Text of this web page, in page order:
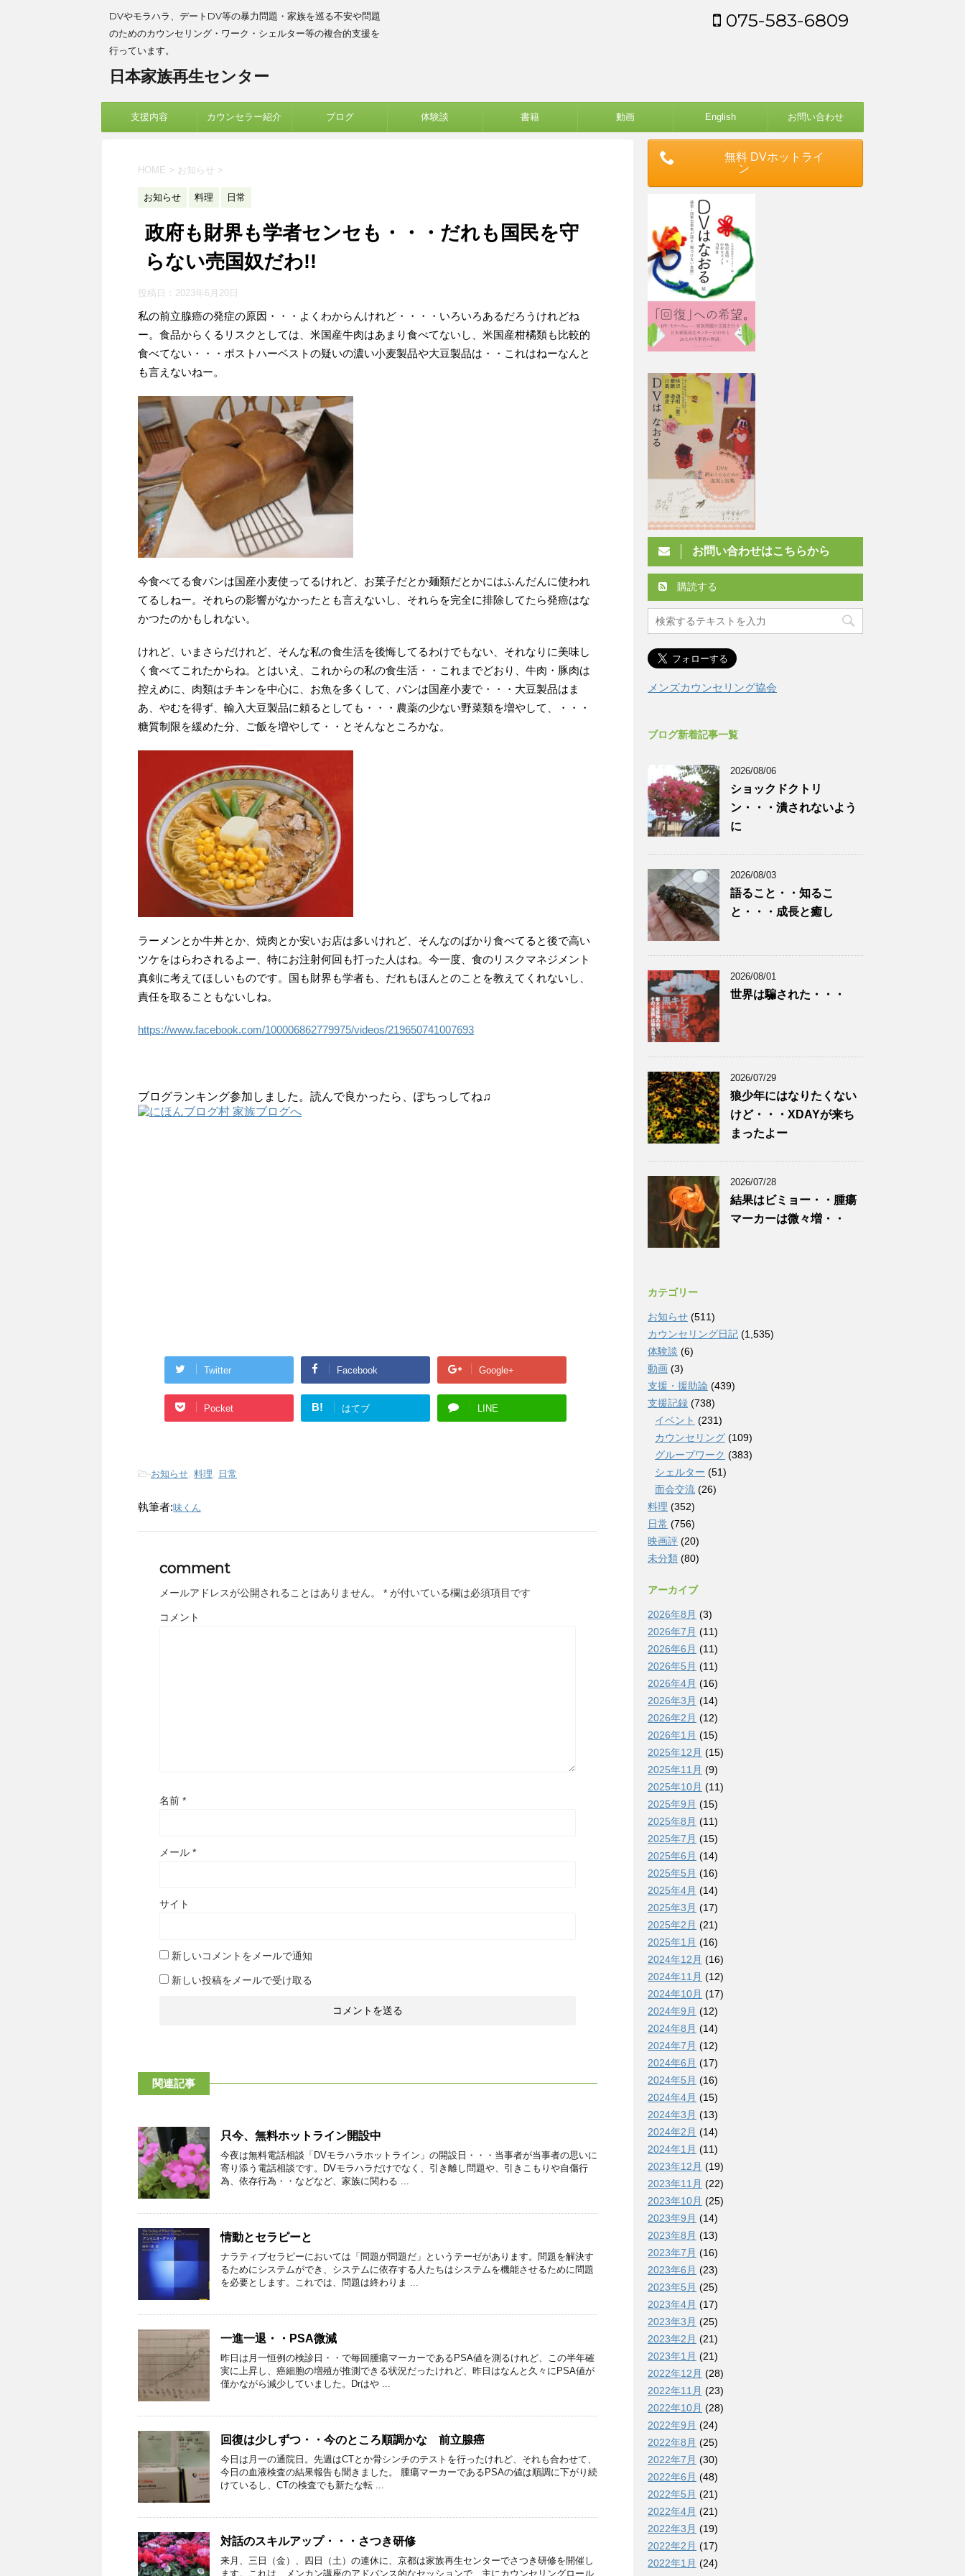
DVやモラハラ、デートDV等の暴力問題・家族を巡る不安や問題
のためのカウンセリング・ワーク・シェルター等の複合的支援を
行っています。
日本家族再生センター
075-583-6809
支援内容 カウンセラー紹介 ブログ 体験談 書籍 動画 English お問い合わせ
HOME > お知らせ >
お知らせ 料理 日常
政府も財界も学者センセも・・・だれも国民を守
らない売国奴だわ!!
投稿日： 2023年6月20日
私の前立腺癌の発症の原因・・・よくわからんけれど・・・・いろいろあるだろうけれどね
ー。食品からくるリスクとしては、米国産牛肉はあまり食べてないし、米国産柑橘類も比較的
食べてない・・・ポストハーベストの疑いの濃い小麦製品や大豆製品は・・これはねーなんと
も言えないねー。
今食べてる食パンは国産小麦使ってるけれど、お菓子だとか麺類だとかにはふんだんに使われ
てるしねー。それらの影響がなかったとも言えないし、それらを完全に排除してたら発癌はな
かつたのかもしれない。
けれど、いまさらだけれど、そんな私の食生活を後悔してるわけでもない、それなりに美味し
く食べてこれたからね。とはいえ、これからの私の食生活・・これまでどおり、牛肉・豚肉は
控えめに、肉類はチキンを中心に、お魚を多くして、パンは国産小麦で・・・大豆製品はま
あ、やむを得ず、輸入大豆製品に頼るとしても・・・農薬の少ない野菜類を増やして、・・・
糖質制限を緩めた分、ご飯を増やして・・とそんなところかな。
ラーメンとか牛丼とか、焼肉とか安いお店は多いけれど、そんなのばかり食べてると後で高い
ツケをはらわされるよー、特にお注射何回も打った人はね。今一度、食のリスクマネジメント
真剣に考えてほしいものです。国も財界も学者も、だれもほんとのことを教えてくれないし、
責任を取ることもないしね。
https://www.facebook.com/100006862779975/videos/219650741007693
ブログランキング参加しました。読んで良かったら、ぽちっしてね♫
Twitter Facebook Google+
Pocket B! はてブ LINE
-お知らせ, 料理, 日常
執筆者:味くん
comment
メールアドレスが公開されることはありません。 * が付いている欄は必須項目です
コメント
名前 *
メール *
サイト
新しいコメントをメールで通知
新しい投稿をメールで受け取る
関連記事
只今、無料ホットライン開設中
今夜は無料電話相談「DVモラハラホットライン」の開設日・・・当事者が当事者の思いに
寄り添う電話相談です。DVモラハラだけでなく、引き離し問題や、引きこもりや自傷行
為、依存行為・・などなど、家族に関わる ...
情動とセラピーと
ナラティブセラピーにおいては「問題が問題だ」というテーゼがあります。問題を解決す
るためにシステムができ、システムに依存する人たちはシステムを機能させるために問題
を必要とします。これでは、問題は終わりま ...
一進一退・・PSA微減
昨日は月一恒例の検診日・・で毎回腫瘍マーカーであるPSA値を測るけれど、この半年確
実に上昇し、癌細胞の増殖が推測できる状況だったけれど、昨日はなんと久々にPSA値が
僅かながら減少していました。Drはや ...
回復は少しずつ・・今のところ順調かな 前立腺癌
今日は月一の通院日。先週はCTとか骨シンチのテストを行ったけれど、それも合わせて、
今日の血液検査の結果報告も聞きました。 腫瘍マーカーであるPSAの値は順調に下がり続
けているし、CTの検査でも新たな転 ...
対話のスキルアップ・・・さつき研修
来月、三日（金）、四日（土）の連休に、京都は家族再生センターでさつき研修を開催し
ます。これは、メンカン講座のアドバンス的なセッションで、主にカウンセリングロール
無料 DVホットライ
ン
お問い合わせはこちらから
購読する
メンズカウンセリング協会
ブログ新着記事一覧
2026/08/06
ショックドクトリ
ン・・・潰されないよう
に
2026/08/03
語ること・・知るこ
と・・・成長と癒し
2026/08/01
世界は騙された・・・
2026/07/29
狼少年にはなりたくない
けど・・・XDAYが来ち
まったよー
2026/07/28
結果はビミョー・・腫瘍
マーカーは微々増・・
カテゴリー
お知らせ (511)
カウンセリング日記 (1,535)
体験談 (6)
動画 (3)
支援・援助論 (439)
支援記録 (738)
イベント (231)
カウンセリング (109)
グループワーク (383)
シェルター (51)
面会交流 (26)
料理 (352)
日常 (756)
映画評 (20)
未分類 (80)
アーカイブ
2026年8月 (3)
2026年7月 (11)
2026年6月 (11)
2026年5月 (11)
2026年4月 (16)
2026年3月 (14)
2026年2月 (12)
2026年1月 (15)
2025年12月 (15)
2025年11月 (9)
2025年10月 (11)
2025年9月 (15)
2025年8月 (11)
2025年7月 (15)
2025年6月 (14)
2025年5月 (16)
2025年4月 (14)
2025年3月 (17)
2025年2月 (21)
2025年1月 (16)
2024年12月 (16)
2024年11月 (12)
2024年10月 (17)
2024年9月 (12)
2024年8月 (14)
2024年7月 (12)
2024年6月 (17)
2024年5月 (16)
2024年4月 (15)
2024年3月 (13)
2024年2月 (14)
2024年1月 (11)
2023年12月 (19)
2023年11月 (22)
2023年10月 (25)
2023年9月 (14)
2023年8月 (13)
2023年7月 (16)
2023年6月 (23)
2023年5月 (25)
2023年4月 (17)
2023年3月 (25)
2023年2月 (21)
2023年1月 (21)
2022年12月 (28)
2022年11月 (23)
2022年10月 (28)
2022年9月 (24)
2022年8月 (25)
2022年7月 (30)
2022年6月 (48)
2022年5月 (21)
2022年4月 (21)
2022年3月 (19)
2022年2月 (17)
2022年1月 (24)